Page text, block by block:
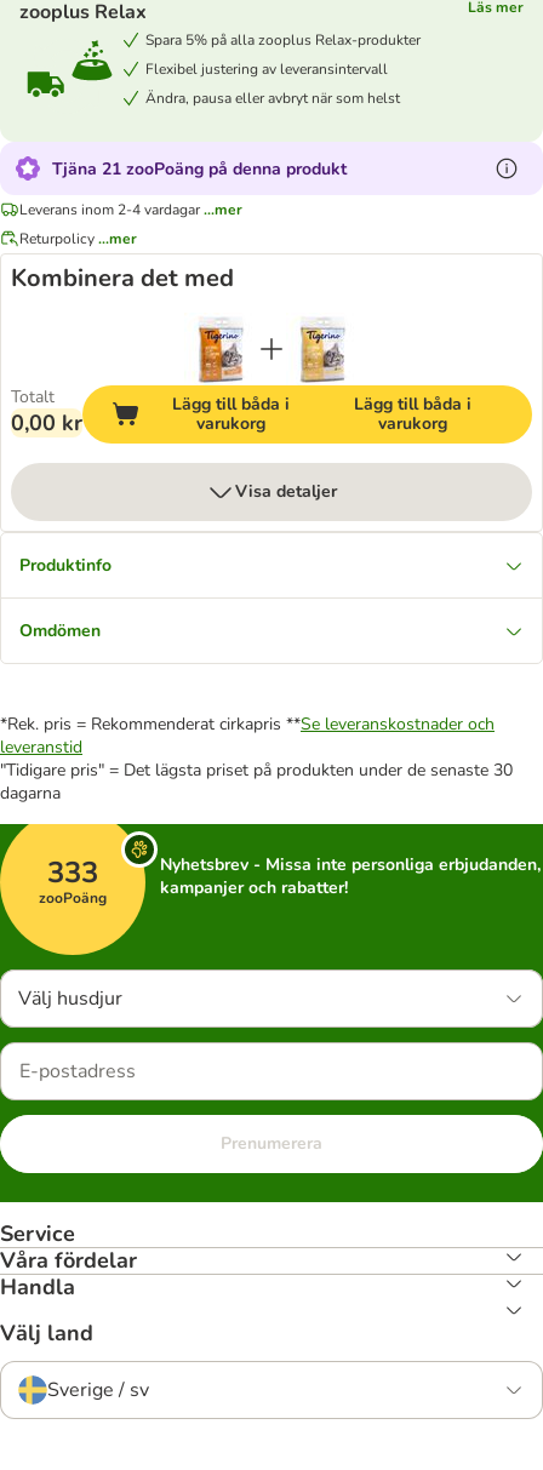
zooplus Relax
Läs mer
Spara 5% på alla zooplus Relax-produkter
Flexibel justering av leveransintervall
Ändra, pausa eller avbryt när som helst
Tjäna 21 zooPoäng på denna produkt
Leverans inom 2-4 vardagar...mer
Returpolicy...mer
Kombinera det med
Totalt
0,00 kr
Lägg till båda i
varukorg
Lägg till båda i
varukorg
Visa detaljer
Produktinfo
Omdömen
*Rek. pris = Rekommenderat cirkapris **Se leveranskostnader och
leveranstid
"Tidigare pris" = Det lägsta priset på produkten under de senaste 30
dagarna
333
zooPoäng
Nyhetsbrev - Missa inte personliga erbjudanden,
kampanjer och rabatter!
Välj husdjur
Prenumerera
Service
Våra fördelar
Handla
Välj land
Sverige / sv